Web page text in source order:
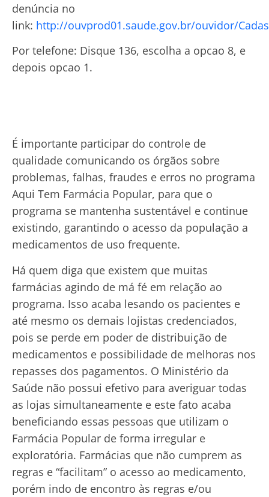
denúncia no
link: http://ouvprod01.saude.gov.br/ouvidor/
Por telefone: Disque 136, escolha a opcao 8, e
depois opcao 1.
É importante participar do controle de
qualidade comunicando os órgãos sobre
problemas, falhas, fraudes e erros no programa
Aqui Tem Farmácia Popular, para que o
programa se mantenha sustentável e continue
existindo, garantindo o acesso da população a
medicamentos de uso frequente.
Há quem diga que existem que muitas
farmácias agindo de má fé em relação ao
programa. Isso acaba lesando os pacientes e
até mesmo os demais lojistas credenciados,
pois se perde em poder de distribuição de
medicamentos e possibilidade de melhoras nos
repasses dos pagamentos. O Ministério da
Saúde não possui efetivo para averiguar todas
as lojas simultaneamente e este fato acaba
beneficiando essas pessoas que utilizam o
Farmácia Popular de forma irregular e
exploratória. Farmácias que não cumprem as
regras e “facilitam” o acesso ao medicamento,
porém indo de encontro às regras e/ou